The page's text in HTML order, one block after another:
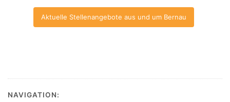
Aktuelle Stellenangebote aus und um Bernau
NAVIGATION: